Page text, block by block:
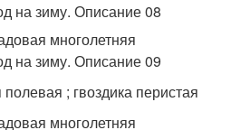
; гвоздика перистая